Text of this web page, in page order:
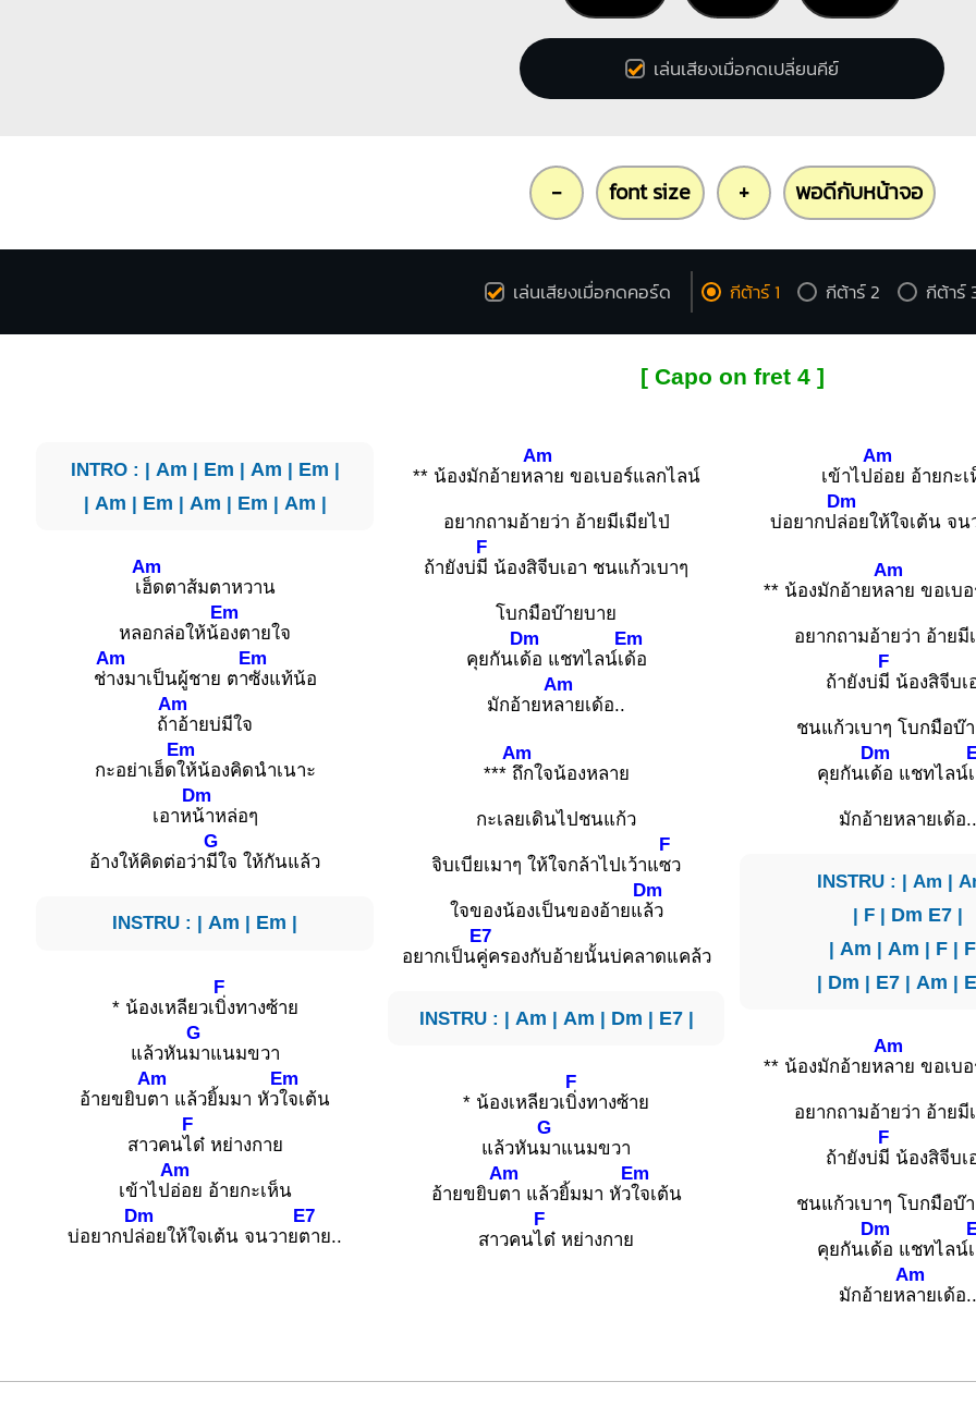
เล่นเสียงเมื่อกดเปลี่ยนคีย์
- font size + พอดีกับหน้าจอ
เล่นเสียงเมื่อกดคอร์ด กีต้าร์ 1 กีต้าร์ 2 กีต้าร์
[ Capo on fret 4 ]
INTRO : | Am | Em | Am | Em |
| Am | Em | Am | Em | Am |
เ
Am
ฮ็ดตาส้มตาหวาน
หลอกล่อให้น้
Em
องตายใจ
ช่
Am
างมาเป็นผู้ชาย ตา
Em
ซังแท้น้อ
ถ้
Am
าอ้ายบ่มีใจ
กะอย่าเฮ็ด
Em
ให้น้องคิดนำเนาะ
เอาห
Dm
น้าหล่อๆ
อ้างให้คิดต่อว่า
G
มีใจ ให้กันแล้ว
INSTRU : |Am | Em |
* น้องเหลียวเ
F
บิ่งทางซ้าย
แล้วหัน
G
มาแนมขวา
อ้ายขยิบ
Am
ตา แล้วยิ้มมา หัว
Em
ใจเต้น
สาวคน
F
ได๋ หย่างกาย
เข้าไป
Am
อ่อย อ้ายกะเห็น
บ่อยากป
Dm
ล่อยให้ใจเต้น จนวาย
E7
ตาย..
** น้องมักอ้ายห
Am
ลาย ขอเบอร์แลกไลน์
อยากถามอ้ายว่า อ้ายมีเมียไป่
ถ้ายังบ่
F
มี น้องสิจีบเอา ชนแก้วเบาๆ
โบกมือบ๊ายบาย
คุยกันเ
Dm
ด้อ แชทไลน์เ
Em
ด้อ
มักอ้ายห
Am
ลายเด้อ..
***
Am
ถึกใจน้องหลาย
กะเลยเดินไปชนแก้ว
จิบเบียเมาๆ ให้ใจกล้าไปเว้าแ
F
ซว
ใจของน้องเป็นของอ้ายแ
Dm
ล้ว
อยากเป็น
E7
คู่ครองกับอ้ายนั้นบ่คลาดแคล้ว
INSTRU : | Am | Am | Dm | E7|
* น้องเหลียวเ
F
บิ่งทางซ้าย
แล้วหัน
G
มาแนมขวา
อ้ายขยิบ
Am
ตา แล้วยิ้มมา หัว
Em
ใจเต้น
สาวคน
F
ได๋ หย่างกาย
เข้าไป
Am
อ่อย อ้ายกะ
บ่อยากป
Dm
ล่อยให้ใจเต้น จน
** น้องมักอ้ายห
Am
ลาย ขอเบ
อยากถามอ้ายว่า อ้ายมี
ถ้ายังบ่
F
มี น้องสิจีบเ
ชนแก้วเบาๆ โบกมือบ๊
คุยกันเ
Dm
ด้อ แชทไลน์เ
มักอ้ายหลายเด้อ..
INSTRU : | Am |
| F | Dm E7|
| Am | Am | F| F
| Dm | E7| Am |
** น้องมักอ้ายห
Am
ลาย ขอเบ
อยากถามอ้ายว่า อ้ายมี
ถ้ายังบ่
F
มี น้องสิจีบเ
ชนแก้วเบาๆ โบกมือบ๊
คุยกันเ
Dm
ด้อ แชทไลน์เ
มักอ้ายห
Am
ลายเด้อ..